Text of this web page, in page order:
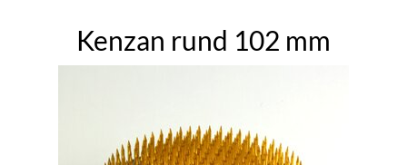
Kenzan rund 102 mm